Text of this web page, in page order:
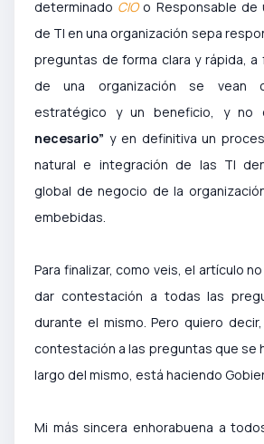
determinado CIOo Responsable de
de TI en una organización sepa
preguntas de forma clara y rápida, a
de una organización se vean
estratégico y un beneficio, y no
necesario” y en definitiva un
natural e integración de las TI
global de negocio de la
embebidas.
Para finalizar, como veis, el artículo
dar contestación a todas las
durante el mismo. Pero quiero
contestación a las preguntas que se
largo del mismo, está haciendo
Mi más sincera enhorabuena a